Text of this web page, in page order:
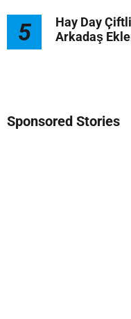
5
Hay Day
Arkadaş
Sponsored Stories